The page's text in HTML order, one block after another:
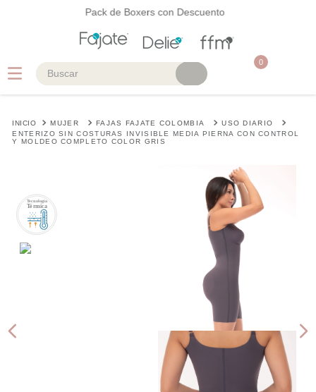
Pack de Boxers con Descuento
Buscar 0
MUJER FAJAS FAJATE COLOMBIA
USO DIARIO
ENTERIZO SIN COSTURAS INVISIBLE MEDIA PIERNA CON CONTROL
Y MOLDEO COMPLETO COLOR GRIS
1. faja